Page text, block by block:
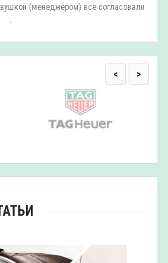
(менеджером) все согласовали
..
< >